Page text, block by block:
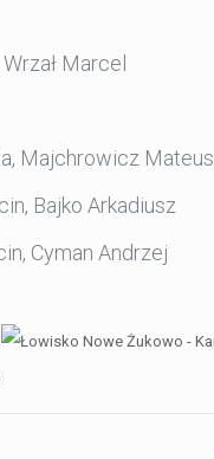
Marcel
Majchrowicz
Bajko Arkadiusz
Cyman Andrzej